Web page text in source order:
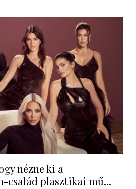
nézne ki a
család plasztikai mű...